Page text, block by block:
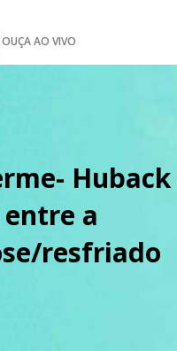
OUÇA AO VIVO
Huback
a
resfriado